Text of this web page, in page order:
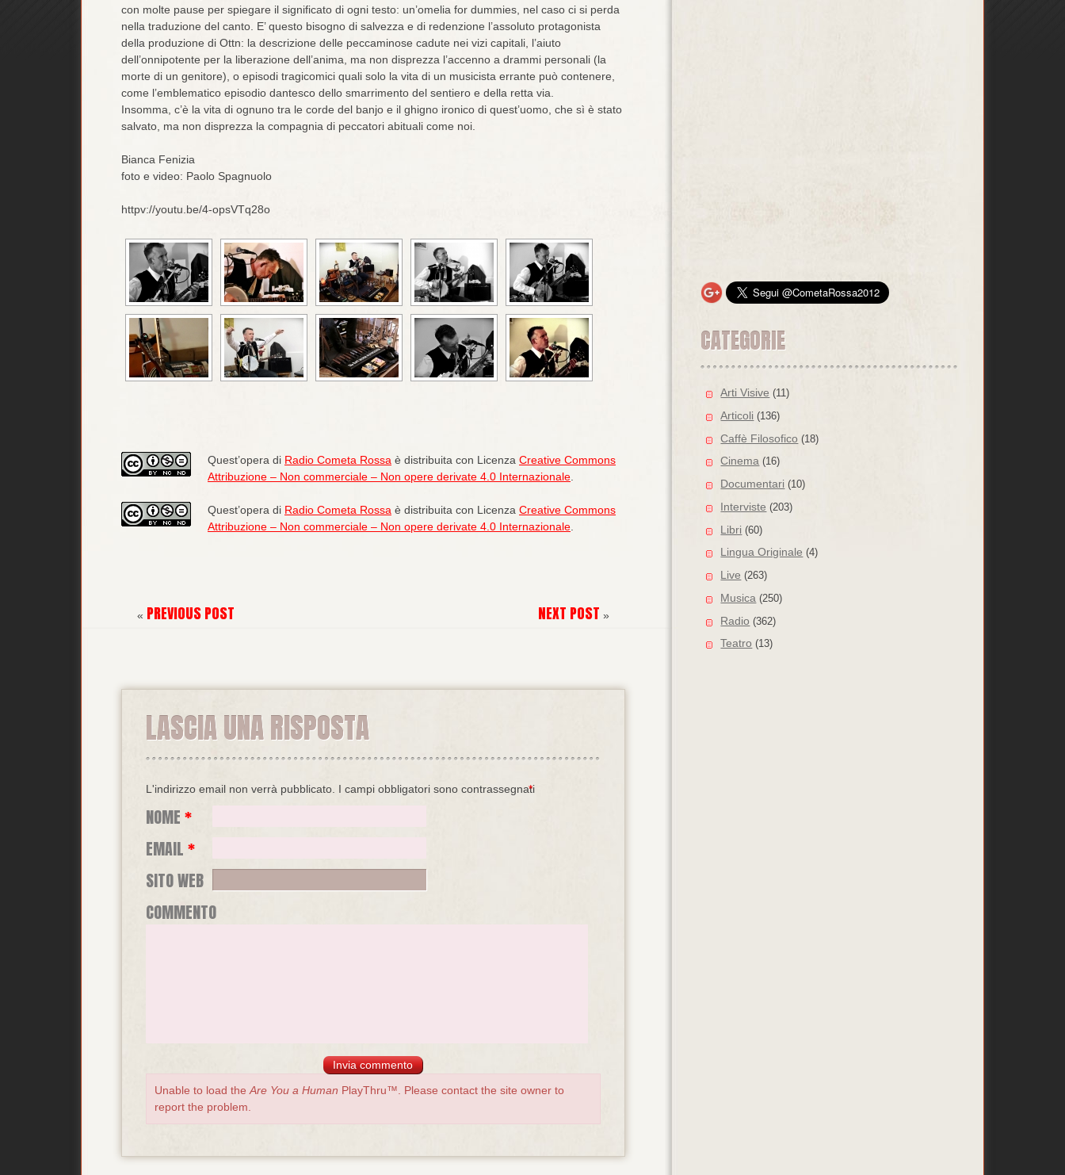
con molte pause per spiegare il significato di ogni testo: un’omelia for dummies, nel caso ci si perda
nella traduzione del canto. E’ questo bisogno di salvezza e di redenzione l’assoluto protagonista
della produzione di Ottn: la descrizione delle peccaminose cadute nei vizi capitali, l’aiuto
dell’onnipotente per la liberazione dell’anima, ma non disprezza l’accenno a drammi personali (la
morte di un genitore), o episodi tragicomici quali solo la vita di un musicista errante può contenere,
come l’emblematico episodio dantesco dello smarrimento del sentiero e della retta via.
Insomma, c’è la vita di ognuno tra le corde del banjo e il ghigno ironico di quest’uomo, che sì è stato
salvato, ma non disprezza la compagnia di peccatori abituali come noi.
Bianca Fenizia
foto e video: Paolo Spagnuolo
httpv://youtu.be/4-opsVTq28o
Quest’opera di Radio Cometa Rossa è distribuita con Licenza Creative Commons
Attribuzione – Non commerciale – Non opere derivate 4.0 Internazionale
Quest’opera di Radio Cometa Rossa è distribuita con Licenza Creative Commons
Attribuzione – Non commerciale – Non opere derivate 4.0 Internazionale
« PREVIOUS POST NEXT POST »
LASCIA UNA RISPOSTA
L'indirizzo email non verrà pubblicato. I campi obbligatori sono contrassegnati
*
NOME*
EMAIL*
SITO WEB
COMMENTO
Unable to load the Are You a Human PlayThru™. Please contact the site owner to
report the problem.
CATEGORIE
Arti Visive (11)
Articoli (136)
Caffè Filosofico (18)
Cinema (16)
Documentari (10)
Interviste (203)
Libri (60)
Lingua Originale (4)
Live (263)
Musica (250)
Radio (362)
Teatro (13)